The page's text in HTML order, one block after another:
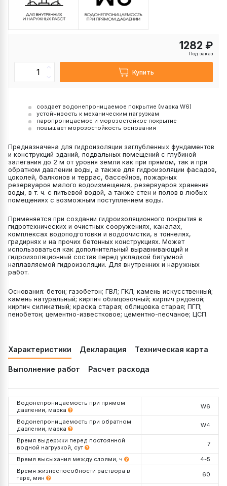
Купить
1282 ₽
Под заказ
создает водонепроницаемое покрытие (марка W6)
устойчивость к механическим нагрузкам
паропроницаемое и морозостойкое покрытие
повышает морозостойкость основания
Предназначена для гидроизоляции заглубленных фундаментов
и конструкций зданий, подвальных помещений с глубиной
залегания до 2 м от уровня земли как при прямом, так и при
обратном давлении воды, а также для гидроизоляции фасадов,
цоколей, балконов и террас, бассейнов, пожарных
резервуаров малого водоизмещения, резервуаров хранения
воды, в т. ч. с питьевой водой, а также стен и полов в любых
помещениях с возможным поступлением воды.
Применяется при создании гидроизоляционного покрытия в
гидротехнических и очистных сооружениях, каналах,
комплексах водоподготовки и водоочистки, в тоннелях,
градирнях и на прочих бетонных конструкциях. Может
использоваться как дополнительный выравнивающий и
гидроизоляционный состав перед укладкой битумной
наплавляемой гидроизоляции. Для внутренних и наружных
работ.
Основания: бетон; газобетон; ГВЛ; ГКЛ; камень искусственный;
камень натуральный; кирпич облицовочный; кирпич рядовой;
кирпич силикатный; краска старая; облицовка старая; ПГП;
пенобетон; цементно-известковое; цементно-песчаное; ЦСП.
Характеристики Декларация Техническая карта
Выполнение работ Расчет расхода
Водонепроницаемость при прямом
давлении, марка
W6
Водонепроницаемость при обратном
давлении, марка
W4
Время выдержки перед постоянной
водной нагрузкой, сут
7
Время высыхания между слоями, ч
4-5
Время жизнеспособности раствора в
таре, мин
60